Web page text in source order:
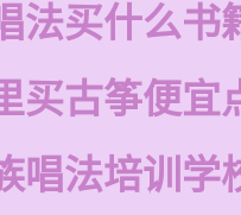
法买什么书
买古筝便宜
唱法培训学